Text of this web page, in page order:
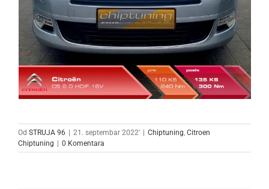
Od STRUJA 96 | 21. septembar 2022' | Chiptuning Citroen
Chiptuning | 0 Komentara